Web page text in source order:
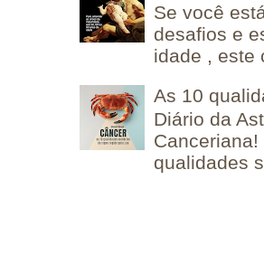
Se você
desafios e
idade , este
As 10
Diário da
qualidades